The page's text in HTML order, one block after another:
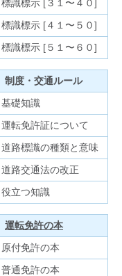
標識標示 [３１〜４０]
標識標示 [４１〜５０]
標識標示 [５１〜６０]
制度・交通ルール
基礎知識
運転免許証について
道路標識の種類と意味
道路交通法の改正
役立つ知識
運転免許の本
原付免許の本
普通免許の本